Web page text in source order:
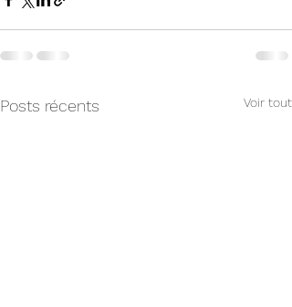
Posts récents Voir tout